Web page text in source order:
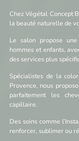
Chez Végétal Concept
la beauté naturelle de
Le salon propose
hommes et enfants,
des services plus
Spécialistes de la
Provence, nous
parfaitement les
capillaire.
Des soins comme
renforcer, sublimer ou